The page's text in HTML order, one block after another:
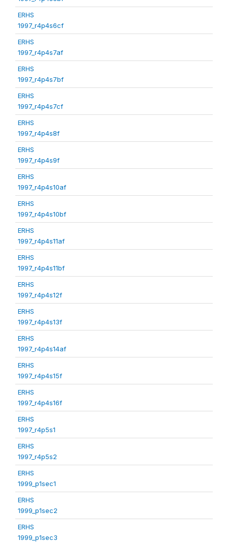
ERHS
1997_r4p4s6cf
ERHS
1997_r4p4s7af
ERHS
1997_r4p4s7bf
ERHS
1997_r4p4s7cf
ERHS
1997_r4p4s8f
ERHS
1997_r4p4s9f
ERHS
1997_r4p4s10af
ERHS
1997_r4p4s10bf
ERHS
1997_r4p4s11af
ERHS
1997_r4p4s11bf
ERHS
1997_r4p4s12f
ERHS
1997_r4p4s13f
ERHS
1997_r4p4s14af
ERHS
1997_r4p4s15f
ERHS
1997_r4p4s16f
ERHS
1997_r4p5s1
ERHS
1997_r4p5s2
ERHS
1999_p1sec1
ERHS
1999_p1sec2
ERHS
1999_p1sec3